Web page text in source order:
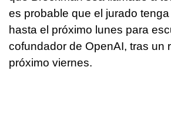
es probable que el jurado
hasta el próximo lunes para
cofundador de OpenAI, tras un
próximo viernes.